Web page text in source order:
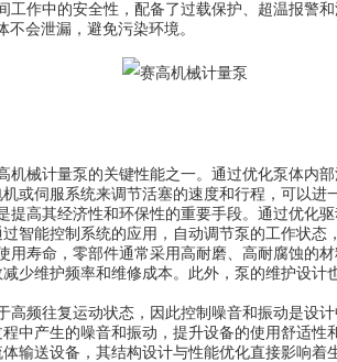
作中的安全性，配备了过载保护、超温报警
会泄漏，避免污染环境。
械计量泵的关键性能之一。通过优化泵体内部
或伺服系统来调节活塞的速度和行程，可以进
高其经济性和环保性的重要手段。通过优化
智能控制系统的应用，自动调节泵的工作状态
寿命，零部件通常采用高耐磨、高耐腐蚀的材
少维护频率和维修成本。此外，泵的维护设计
频往复运动状态，因此控制噪音和振动是设
中产生的噪音和振动，提升设备的使用舒适性
送设备，其结构设计与性能优化直接影响着